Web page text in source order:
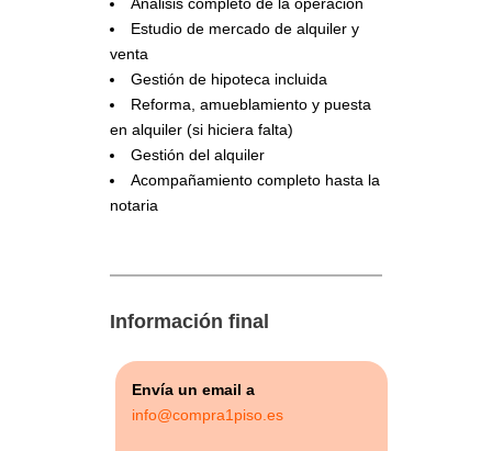
Estudio de mercado de alquiler y
venta
Gestión de hipoteca incluida
Reforma, amueblamiento y puesta
en alquiler (si hiciera falta)
Gestión del alquiler
Acompañamiento completo hasta la
notaria
Información final
Envía un email a
info@compra1piso.es